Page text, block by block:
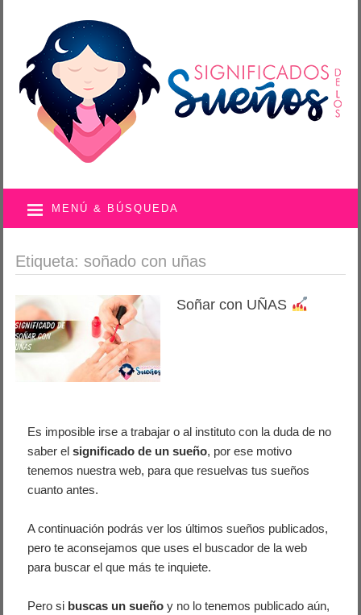
MENÚ & BÚSQUEDA
Etiqueta: soñado con uñas
Soñar con UÑAS
Es imposible irse a trabajar o al instituto con la duda de no
saber elsignificado de un sueño, por ese motivo
tenemos nuestra web, para que resuelvas tus sueños
cuanto antes.
A continuación podrás ver los últimos sueños publicados,
pero te aconsejamos que uses el buscador de la web
para buscar el que más te inquiete.
Pero si buscas un sueño y no lo tenemos publicado aún,